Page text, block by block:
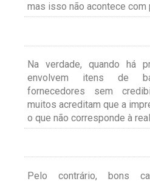
mas isso não acontece
Na verdade, quando há
envolvem itens de
fornecedores sem
muitos acreditam que a
o que não corresponde à
Pelo contrário, bons